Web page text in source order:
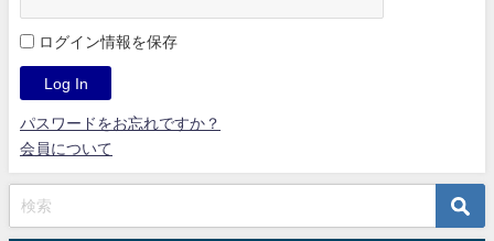
ログイン情報を保存
パスワードをお忘れですか？
会員について